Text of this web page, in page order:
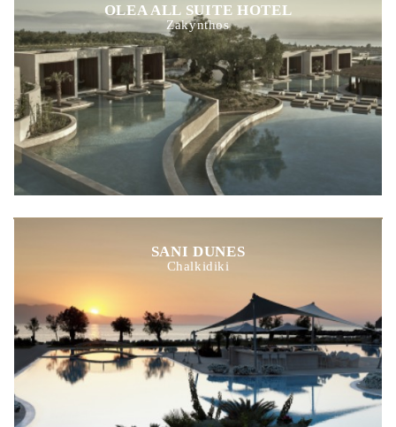
OLEA ALL SUITE HOTEL
Zakynthos
SANI DUNES
Chalkidiki